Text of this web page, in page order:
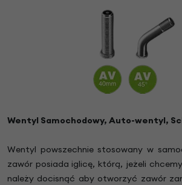
Wentyl Samochodowy, Auto-wentyl,
Wentyl powszechnie stosowany w
zawór posiada iglicę, którą, jeżeli
należy docisnąć aby otworzyć zawór